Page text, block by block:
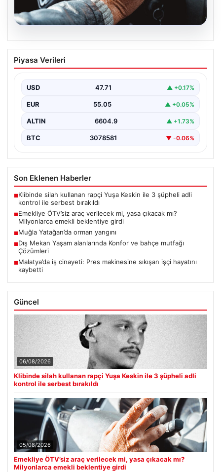
05.08.2026
Emekliye ÖTV’siz araç verilecek mi,
yasa çıkacak mı? Milyonlarca emekli
Piyasa Verileri
USD 47.71 ▲ +0.17%
EUR 55.05 ▲ +0.05%
ALTIN 6604.9 ▲ +1.73%
BTC 3078581 ▼ -0.06%
Son Eklenen Haberler
■Klibinde silah kullanan rapçi Yuşa Keskin ile 3 şüpheli adli
kontrol ile serbest bırakıldı
■Emekliye ÖTV’siz araç verilecek mi, yasa çıkacak mı?
Milyonlarca emekli beklentiye girdi
■Muğla Yatağan’da orman yangını
■Dış Mekan Yaşam alanlarında Konfor ve bahçe mutfağı
Çözümleri
■Malatya’da iş cinayeti: Pres makinesine sıkışan işçi hayatını
kaybetti
Güncel
06/08/2026
Klibinde silah kullanan rapçi Yuşa Keskin ile 3 şüpheli adli
kontrol ile serbest bırakıldı
05/08/2026
Emekliye ÖTV’siz araç verilecek mi, yasa çıkacak mı?
Milyonlarca emekli beklentiye girdi